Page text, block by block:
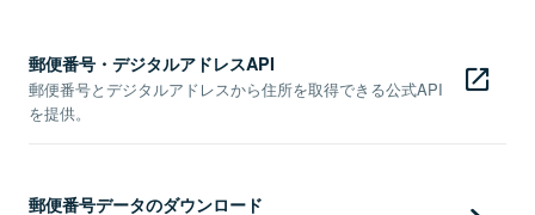
郵便番号・デジタルアドレスAPI
郵便番号とデジタルアドレスから住所を取得できる公式API
を提供。
郵便番号データのダウンロード